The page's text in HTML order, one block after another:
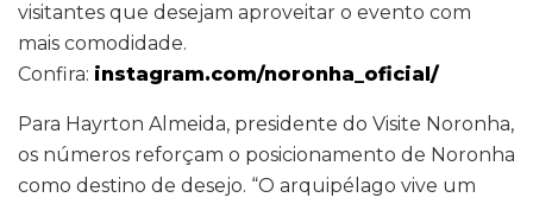
visitantes que desejam aproveitar o evento com
mais comodidade.
Confira: instagram.com/noronha_oficial/
Para Hayrton Almeida, presidente do Visite Noronha,
os números reforçam o posicionamento de Noronha
como destino de desejo. “O arquipélago vive um